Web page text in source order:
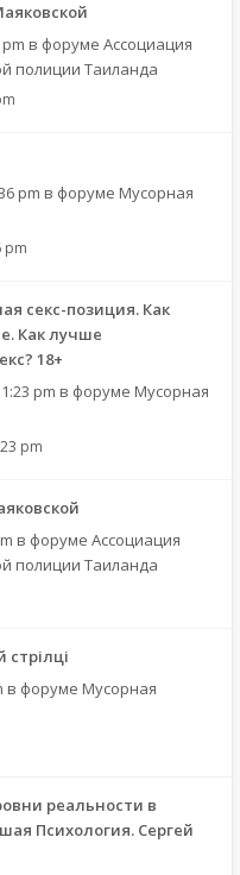
в форуме Ассоциация
полиции Таиланда
pm в форуме Мусорная
pm
секс-позиция. Как
Как лучше
18+
pm в форуме Мусорная
pm
в форуме Ассоциация
полиции Таиланда
стрілці
в форуме Мусорная
реальности в
Психология. Сергей